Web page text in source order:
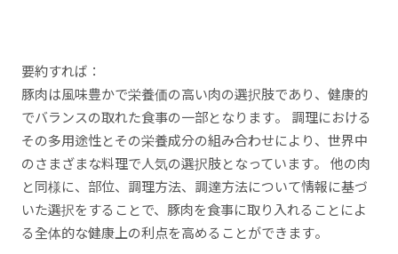
要約すれば：
豚肉は風味豊かで栄養価の高い肉の選択肢であり、健康的
でバランスの取れた食事の一部となります。 調理における
その多用途性とその栄養成分の組み合わせにより、世界中
のさまざまな料理で人気の選択肢となっています。 他の肉
と同様に、部位、調理方法、調達方法について情報に基づ
いた選択をすることで、豚肉を食事に取り入れることによ
る全体的な健康上の利点を高めることができます。